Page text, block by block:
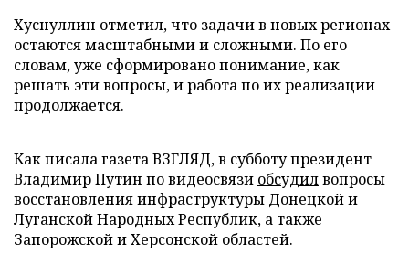
Хуснуллин отметил, что задачи в новых регионах
остаются масштабными и сложными. По его
словам, уже сформировано понимание, как
решать эти вопросы, и работа по их реализации
продолжается.
Как писала газета ВЗГЛЯД, в субботу президент
Владимир Путин по видеосвязи обсудилвопросы
восстановления инфраструктуры Донецкой и
Луганской Народных Республик, а также
Запорожской и Херсонской областей.